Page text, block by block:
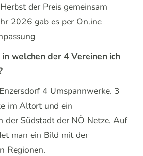
der Preis gemeinsam
2026 gab es per Online
welchen der 4 Vereinen ich
4 Umspannwerke. 3
im Altort und ein
der Südstadt der NÖ Netze. Auf
man ein Bild mit den
Regionen.